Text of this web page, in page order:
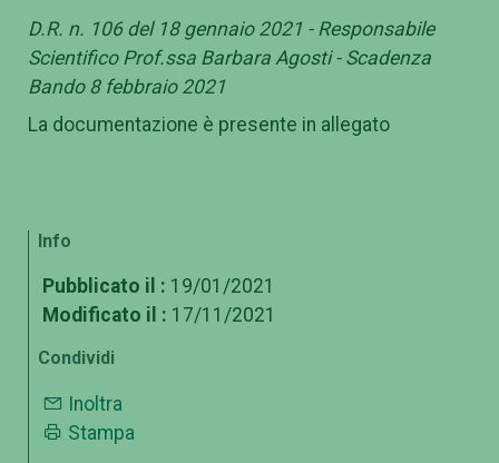
D.R. n. 106 del 18 gennaio 2021 - Responsabile
Scientifico Prof.ssa Barbara Agosti - Scadenza
Bando 8 febbraio 2021
La documentazione è presente in allegato
Info
Pubblicato il : 19/01/2021
Modificato il : 17/11/2021
Condividi
Inoltra
Stampa